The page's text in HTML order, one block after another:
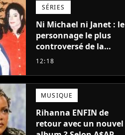
SÉRIES
Ni Michael ni Janet : le
personnage le plus
controversé de la
famille Jackson va
propre série
12:18
MUSIQUE
Rihanna ENFIN de
retour avec un nouvel